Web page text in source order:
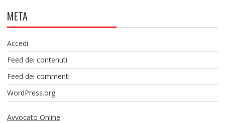
META
Accedi
Feed dei contenuti
Feed dei commenti
WordPress.org
Avvocato Online